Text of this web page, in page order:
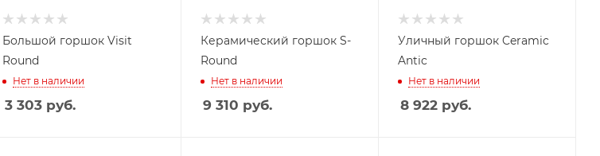
Большой горшок Visit
Round
Нет в наличии
3 303 руб.
Керамический горшок S-
Round
Нет в наличии
9 310 руб.
Уличный горшок Ceramic
Antic
Нет в наличии
8 922руб.